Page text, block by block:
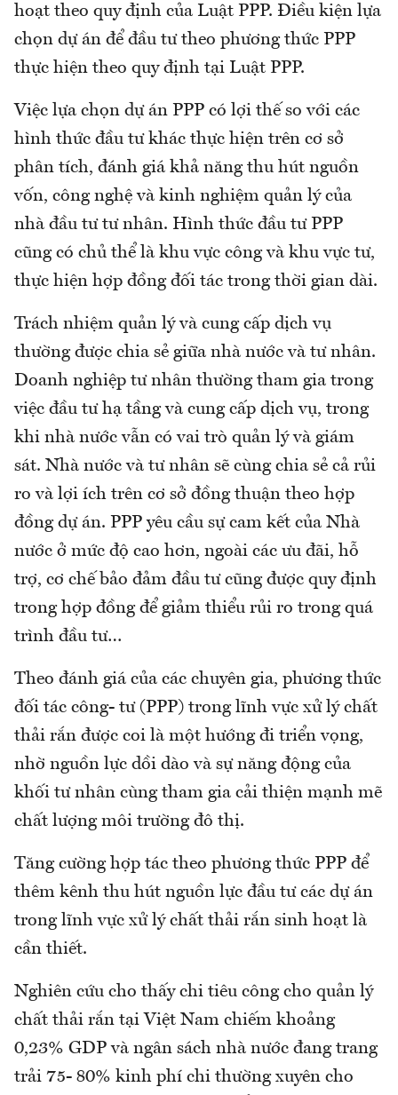
hoạt theo quy định của Luật PPP. Điều kiện lựa
chọn dự án để đầu tư theo phương thức PPP
thực hiện theo quy định tại Luật PPP.
Việc lựa chọn dự án PPP có lợi thế so với các
hình thức đầu tư khác thực hiện trên cơ sở
phân tích, đánh giá khả năng thu hút nguồn
vốn, công nghệ và kinh nghiệm quản lý của
nhà đầu tư tư nhân. Hình thức đầu tư PPP
cũng có chủ thể là khu vực công và khu vực tư,
thực hiện hợp đồng đối tác trong thời gian dài.
Trách nhiệm quản lý và cung cấp dịch vụ
thường được chia sẻ giữa nhà nước và tư nhân.
Doanh nghiệp tư nhân thường tham gia trong
việc đầu tư hạ tầng và cung cấp dịch vụ, trong
khi nhà nước vẫn có vai trò quản lý và giám
sát. Nhà nước và tư nhân sẽ cùng chia sẻ cả rủi
ro và lợi ích trên cơ sở đồng thuận theo hợp
đồng dự án. PPP yêu cầu sự cam kết của Nhà
nước ở mức độ cao hơn, ngoài các ưu đãi, hỗ
trợ, cơ chế bảo đảm đầu tư cũng được quy định
trong hợp đồng để giảm thiểu rủi ro trong quá
trình đầu tư…
Theo đánh giá của các chuyên gia, phương thức
đối tác công- tư (PPP) trong lĩnh vực xử lý chất
thải rắn được coi là một hướng đi triển vọng,
nhờ nguồn lực dồi dào và sự năng động của
khối tư nhân cùng tham gia cải thiện mạnh mẽ
chất lượng môi trường đô thị.
Tăng cường hợp tác theo phương thức PPP để
thêm kênh thu hút nguồn lực đầu tư các dự án
trong lĩnh vực xử lý chất thải rắn sinh hoạt là
cần thiết.
Nghiên cứu cho thấy chi tiêu công cho quản lý
chất thải rắn tại Việt Nam chiếm khoảng
0,23% GDP và ngân sách nhà nước đang trang
trải 75- 80% kinh phí chi thường xuyên cho